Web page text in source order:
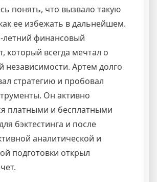
понять, что вызвало такую
ее избежать в дальнейшем.
финансовый
который всегда мечтал о
независимости. Артем долго
стратегию и пробовал
Он активно
платными и бесплатными
бэктестинга и после
аналитической и
подготовки открыл